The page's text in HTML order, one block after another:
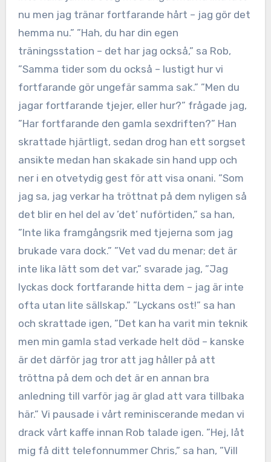
nu men jag tränar fortfarande hårt – jag gör det
hemma nu.” ”Hah, du har din egen
träningsstation – det har jag också,” sa Rob,
”Samma tider som du också – lustigt hur vi
fortfarande gör ungefär samma sak.” ”Men du
jagar fortfarande tjejer, eller hur?” frågade jag,
”Har fortfarande den gamla sexdriften?” Han
skrattade hjärtligt, sedan drog han ett sorgset
ansikte medan han skakade sin hand upp och
ner i en otvetydig gest för att visa onani. ”Som
jag sa, jag verkar ha tröttnat på dem nyligen så
det blir en hel del av ’det’ nuförtiden,” sa han,
”Inte lika framgångsrik med tjejerna som jag
brukade vara dock.” ”Vet vad du menar; det är
inte lika lätt som det var,” svarade jag, ”Jag
lyckas dock fortfarande hitta dem – jag är inte
ofta utan lite sällskap.” ”Lyckans ost!” sa han
och skrattade igen, ”Det kan ha varit min teknik
men min gamla stad verkade helt död – kanske
är det därför jag tror att jag håller på att
tröttna på dem och det är en annan bra
anledning till varför jag är glad att vara tillbaka
här.” Vi pausade i vårt reminiscerande medan vi
drack vårt kaffe innan Rob talade igen. ”Hej, låt
mig få ditt telefonnummer Chris,” sa han, ”Vill